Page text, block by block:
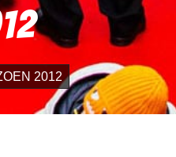
2012